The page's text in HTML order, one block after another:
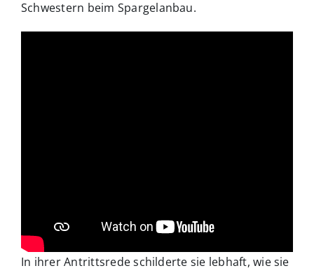
Schwestern beim Spargelanbau.
In ihrer Antrittsrede schilderte sie lebhaft, wie sie